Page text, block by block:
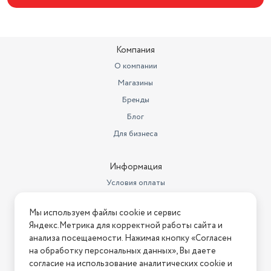
Компания
О компании
Магазины
Бренды
Блог
Для бизнеса
Информация
Условия оплаты
Условия возврата
Нашли ошибку на сайте? Напишите нам
2026 © Интернет-магазин "АстМаркет". У нас есть всё!
Мы используем файлы cookie и сервис
Яндекс.Метрика для корректной работы сайта и
анализа посещаемости. Нажимая кнопку «Согласен
на обработку персональных данных», Вы даете
согласие на использование аналитических cookie и